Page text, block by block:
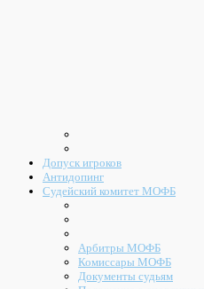
Допуск игроков
Антидопинг
Судейский комитет МОФБ
Арбитры МОФБ
Комиссары МОФБ
Документы судьям